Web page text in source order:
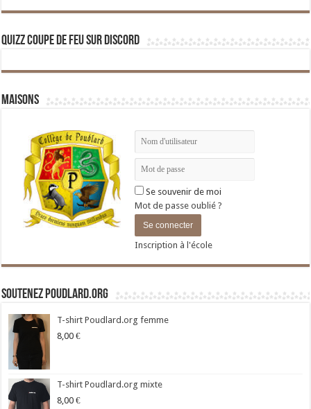
Quizz Coupe de Feu sur Discord
Maisons
Se souvenir de moi
Mot de passe oublié ?
Inscription à l'école
Soutenez Poudlard.org
T-shirt Poudlard.org femme
8,00 €
T-shirt Poudlard.org mixte
8,00 €